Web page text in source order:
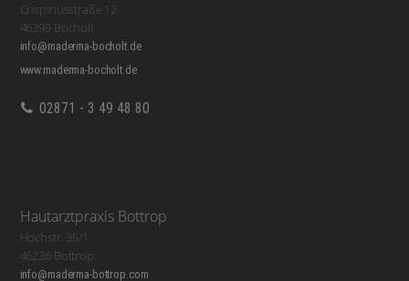
Crispinusstraße 12
46399 Bocholt
info@maderma-bocholt.de
www.maderma-bocholt.de
02871 - 3 49 48 80
Hautarztpraxis Bottrop
Hochstr. 35/1
46236 Bottrop
info@maderma-bottrop.com